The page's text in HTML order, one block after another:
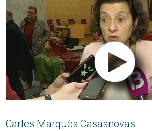
Carles Marquès Casasnovas